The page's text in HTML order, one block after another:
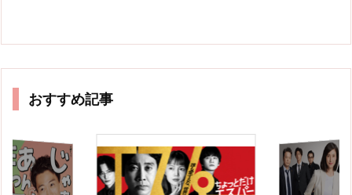
おすすめ記事